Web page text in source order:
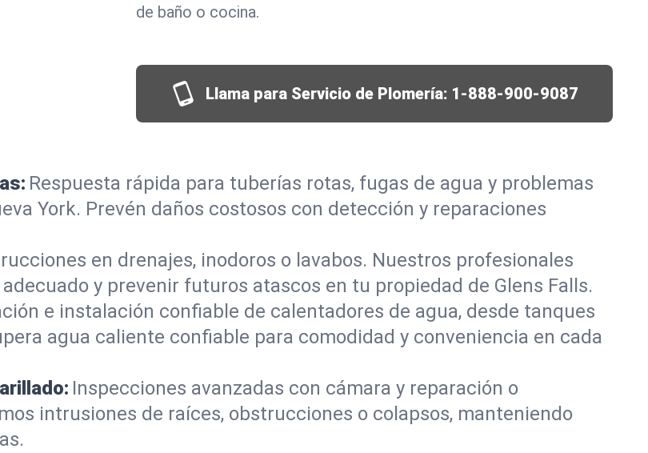
de baño o cocina.
Llama para Servicio de Plomería: 1-888-900-9087
Respuesta rápida para tuberías rotas, fugas de agua y problemas
York. Prevén daños costosos con detección y reparaciones
en drenajes, inodoros o lavabos. Nuestros profesionales
y prevenir futuros atascos en tu propiedad de Glens Falls.
e instalación confiable de calentadores de agua, desde tanques
agua caliente confiable para comodidad y conveniencia en cada
Inspecciones avanzadas con cámara y reparación o
intrusiones de raíces, obstrucciones o colapsos, manteniendo